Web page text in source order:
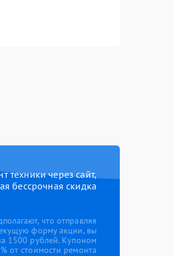
техники через сайт,
бессрочная скидка
что отправляя
форму акции, вы
1500 рублей. Купоном
от стоимости ремонта